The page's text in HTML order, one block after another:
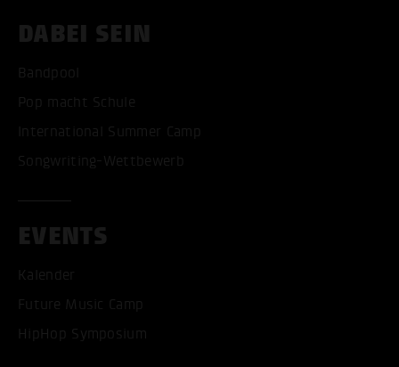
DABEI SEIN
Bandpool
Pop macht Schule
International Summer Camp
Songwriting-Wettbewerb
EVENTS
Kalender
Future Music Camp
HipHop Symposium